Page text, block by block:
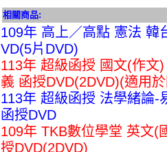
相關商品:
109年 高上／高點 憲法 韓
VD(5片DVD)
113年 超級函授 國文(作文
義 函授DVD(2DVD)(適用
113年 超級函授 法學緒論-
函授DVD
109年 TKB數位學堂 英文(
授DVD(2DVD)